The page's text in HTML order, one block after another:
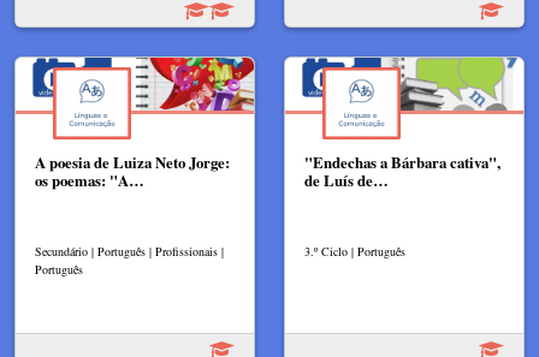
A poesia de Luiza Neto Jorge:
os poemas: "A…
Secundário | Português | Profissionais |
Português
"Endechas a Bárbara cativa",
de Luís de…
3.º Ciclo | Português